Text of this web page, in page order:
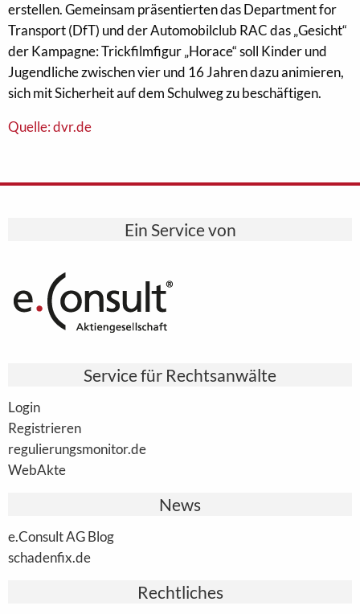
erstellen. Gemeinsam präsentierten das Department for
Transport (DfT) und der Automobilclub RAC das „Gesicht“
der Kampagne: Trickfilmfigur „Horace“ soll Kinder und
Jugendliche zwischen vier und 16 Jahren dazu animieren,
sich mit Sicherheit auf dem Schulweg zu beschäftigen.
Quelle: dvr.de
Ein Service von
Service für Rechtsanwälte
Login
Registrieren
regulierungsmonitor.de
WebAkte
News
e.Consult AG Blog
schadenfix.de
Rechtliches